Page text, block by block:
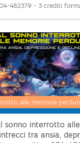
482379 - 3 crediti
sonno interrotto
tra ansia,
alle memorie